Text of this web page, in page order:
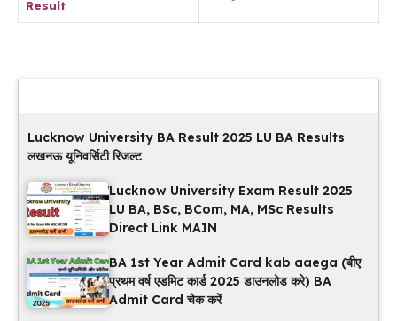
Result
Lucknow University BA Result 2025 LU BA Results
लखनऊ यूनिवर्सिटी रिजल्ट
Lucknow University Exam Result 2025
LU BA, BSc, BCom, MA, MSc Results
Direct Link MAIN
BA 1st Year Admit Card kab aaega (बीए
प्रथम वर्ष एडमिट कार्ड 2025 डाउनलोड करे) BA
Admit Card चेक करें